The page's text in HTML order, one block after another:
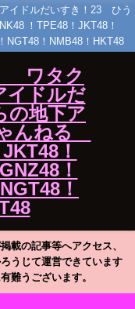
イドルだいすき！23 ひう
！TPE48！JKT48！
NGT48！NMB48！HKT48
ワタク
ドルだ
地下ア
んねる
！
！
！
載の記事等へアクセス、
うじて運営できています
難うございます。